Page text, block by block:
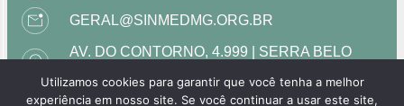
GERAL@SINMEDMG.ORG.BR
AV. DO CONTORNO, 4.999 | SERRA BELO
HORÁRIO DE FUNCIONAMENTO: DE 09H
Utilizamos cookies para garantir que você tenha a melhor
experiência em nosso site. Se você continuar a usar este site,